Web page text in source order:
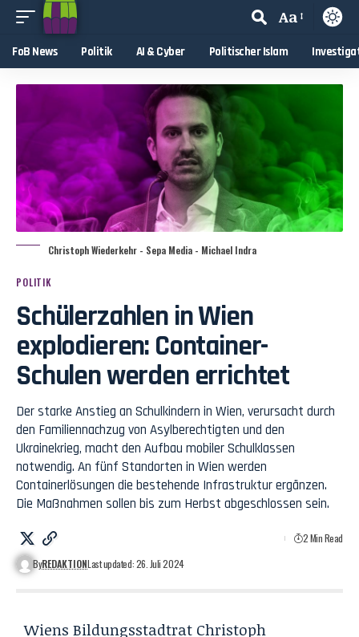
Aa
FoB News Politik AI & Cyber Politischer Islam
Christoph Wiederkehr - Sepa Media - Michael Indra
POLITIK
Schülerzahlen in Wien
explodieren: Container-
Schulen werden errichtet
Der starke Anstieg an Schulkindern in Wien, verursacht durch
den Familiennachzug von Asylberechtigten und den
Ukrainekrieg, macht den Aufbau mobiler Schulklassen
notwendig. An fünf Standorten in Wien werden
Containerlösungen die bestehende Infrastruktur ergänzen.
Die Maßnahmen sollen bis zum Herbst abgeschlossen sein.
ByREDAKTIONLast updated: 26. Juli 2024
2 Min Read
Wiens Bildungsstadtrat Christoph